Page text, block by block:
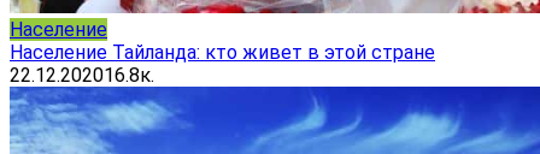
Население
Население Тайланда: кто живет в этой стране
22.12.202016.8к.